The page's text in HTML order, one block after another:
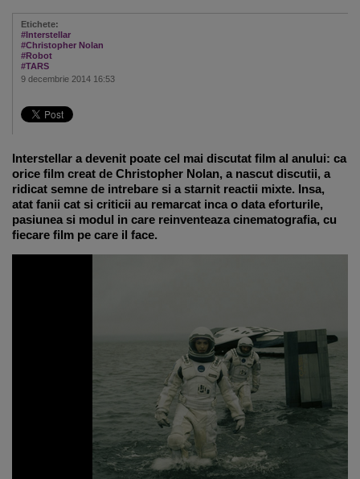
Etichete:
#Interstellar
#Christopher Nolan
#Robot
#TARS
9 decembrie 2014 16:53
Interstellar a devenit poate cel mai discutat film al anului: ca
orice film creat de Christopher Nolan, a nascut discutii, a
ridicat semne de intrebare si a starnit reactii mixte. Insa,
atat fanii cat si criticii au remarcat inca o data eforturile,
pasiunea si modul in care reinventeaza cinematografia, cu
fiecare film pe care il face.